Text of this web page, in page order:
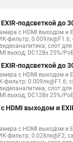
подсветкой до
с HDMI выходом и
фильтр;
видеоаналитика; слот
выход; DC12В± 25%/
подсветкой до
с HDMI выходом и
фильтр; 0.009лк@F1.6;
видеоаналитика; слот
выход; DC12В± 25%/
HDMI выходом и
с HDMI выходом и
фильтр; 0.028лк@F2;